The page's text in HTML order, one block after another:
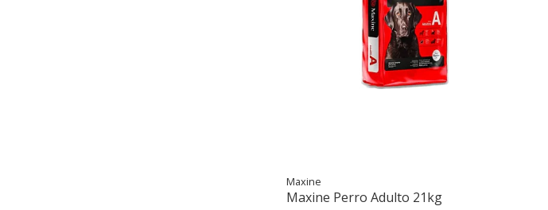
Maxine
Maxine Perro Adulto 21kg